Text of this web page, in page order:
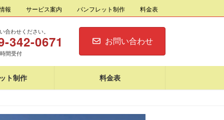
報 サービス案内 パンフレット制作 料金表
合わせください。
342-0671
間受付
お問い合わせ
ト制作 料金表